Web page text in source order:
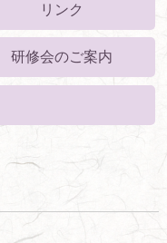
リンク
研修会のご案内